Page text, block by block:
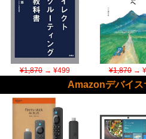
¥1,870→ ¥499 ¥1,870→
Amazonデバイス